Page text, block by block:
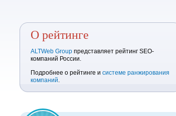
О рейтинге
ALTWeb Group представляет рейтинг SEO-
компаний России.
Подробнее о рейтинге и системе ранжирования
компаний.